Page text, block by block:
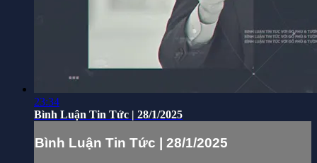
23:34
Bình Luận Tin Tức | 28/1/2025
Bình Luận Tin Tức | 28/1/2025